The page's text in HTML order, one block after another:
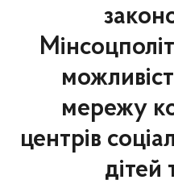
мережу
центрів
дітей